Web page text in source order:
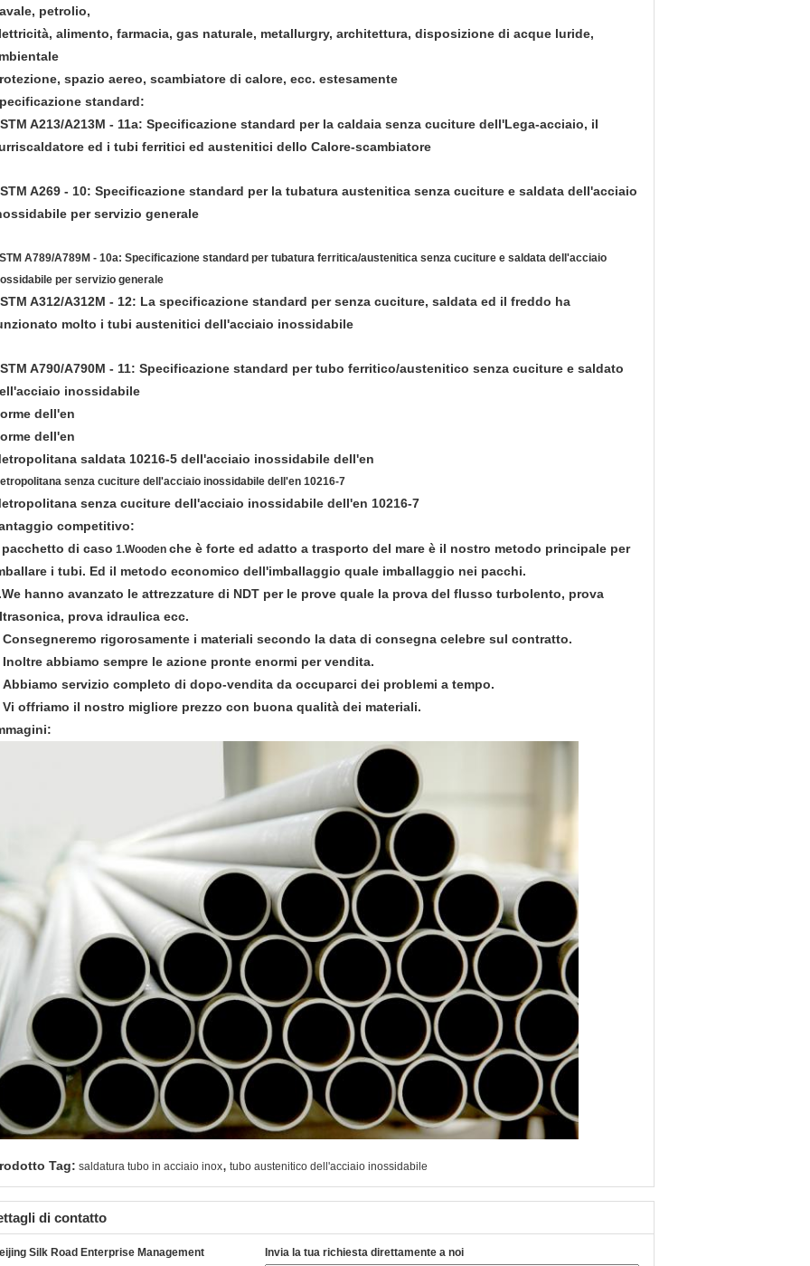
petrolio,
alimento, farmacia, gas naturale, metallurgry, architettura, disposizione di acque luride,
spazio aereo, scambiatore di calore, ecc. estesamente
standard:
A213/A213M - 11a: Specificazione standard per la caldaia senza cuciture dell'Lega-acciaio, il
ed i tubi ferritici ed austenitici dello Calore-scambiatore
A269 - 10: Specificazione standard per la tubatura austenitica senza cuciture e saldata dell'acciaio
per servizio generale
A789/A789M - 10a: Specificazione standard per tubatura ferritica/austenitica senza cuciture e saldata dell'acciaio
per servizio generale
A312/A312M - 12: La specificazione standard per senza cuciture, saldata ed il freddo ha
molto i tubi austenitici dell'acciaio inossidabile
A790/A790M - 11: Specificazione standard per tubo ferritico/austenitico senza cuciture e saldato
inossidabile
dell'en
dell'en
saldata 10216-5 dell'acciaio inossidabile dell'en
senza cuciture dell'acciaio inossidabile dell'en 10216-7
senza cuciture dell'acciaio inossidabile dell'en 10216-7
competitivo:
di caso 1.Wooden che è forte ed adatto a trasporto del mare è il nostro metodo principale per
i tubi. Ed il metodo economico dell'imballaggio quale imballaggio nei pacchi.
hanno avanzato le attrezzature di NDT per le prove quale la prova del flusso turbolento, prova
prova idraulica ecc.
Consegneremo rigorosamente i materiali secondo la data di consegna celebre sul contratto.
Inoltre abbiamo sempre le azione pronte enormi per vendita.
Abbiamo servizio completo di dopo-vendita da occuparci dei problemi a tempo.
Vi offriamo il nostro migliore prezzo con buona qualità dei materiali.
Tag: saldatura tubo in acciaio inox, tubo austenitico dell'acciaio inossidabile
di contatto
Silk Road Enterprise Management
Invia la tua richiesta direttamente a noi